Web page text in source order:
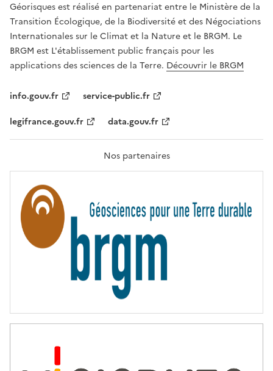
T
É
,
É
G
A
L
F
A
T
R
T
É
Géorisques est réalisé en partenariat entre le Ministère de la
Transition Écologique, de la Biodiversité et des Négociations
Internationales sur le Climat et la Nature et le BRGM. Le
BRGM est L'établissement public français pour les
applications des sciences de la Terre. Découvrir le BRGM
info.gouv.fr
service-public.fr
legifrance.gouv.fr
data.gouv.fr
Nos partenaires